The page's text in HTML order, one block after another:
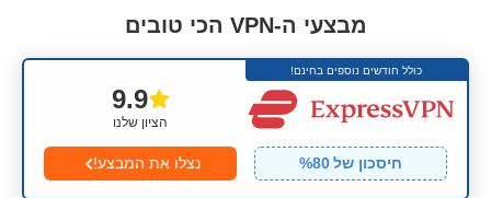
מבצעי ה-VPN הכי טובים
כולל חודשים נוספים בחינם!
הציון שלנו
9.9
חיסכון של80
% נצלו את המבצע!